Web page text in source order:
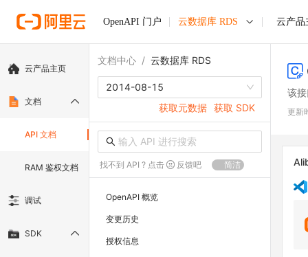
OpenAPI 门户 云数据库 RDS 云产品
云产品主页
文档
API 文档
RAM 鉴权文档
调试
SDK
文档中心 / 云数据库 RDS
2014-08-15
获取元数据 获取 SDK
找不到 API ? 点击 反馈吧 简洁
OpenAPI 概览
变更历史
授权信息
该
更新